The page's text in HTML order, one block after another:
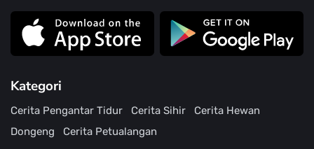
Kategori
Cerita Pengantar Tidur Cerita Sihir
Cerita Hewan
Dongeng
Cerita Petualangan